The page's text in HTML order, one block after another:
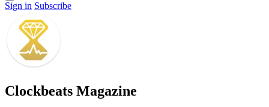
Sign in Subscribe
Clockbeats Magazine